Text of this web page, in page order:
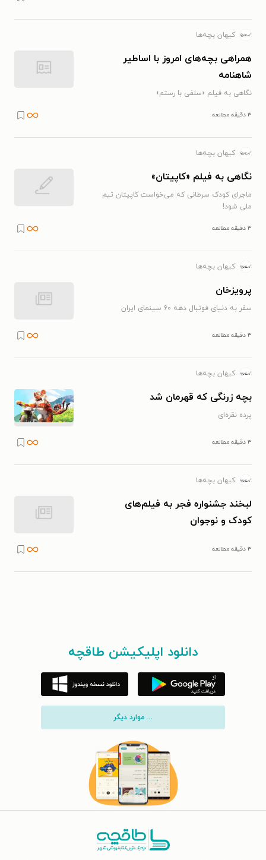
کیهان بچه‌ها
همراهی بچه‌های امروز با اساطیر
شاهنامه
نگاهی به فیلم «سلفی با رستم»
۳ دقیقه مطالعه
کیهان بچه‌ها
نگاهی به فیلم «کاپیتان»
ماجرای کودک سرطانی که می‌خواست کاپیتان تیم
ملی شود!
۳ دقیقه مطالعه
کیهان بچه‌ها
پرویزخان
سفر به دنیای فوتبال دهه ۶۰ سینمای ایران
۳ دقیقه مطالعه
کیهان بچه‌ها
بچه زرنگی که قهرمان شد
پرده نقره‌ای
۳ دقیقه مطالعه
کیهان بچه‌ها
لبخند جشنواره فجر به فیلم‌های
کودک و نوجوان
۳ دقیقه مطالعه
دانلود اپلیکیشن طاقچه
... موارد دیگر